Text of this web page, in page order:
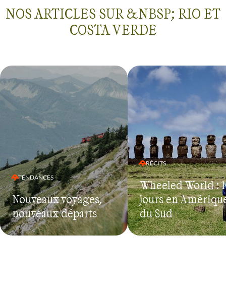
NOS ARTICLES SUR &NBSP; RIO ET
COSTA VERDE
TENDANCES
Nouveaux voyages,
nouveaux départs
RÉCITS
Wheeled World :
jours en
du Sud